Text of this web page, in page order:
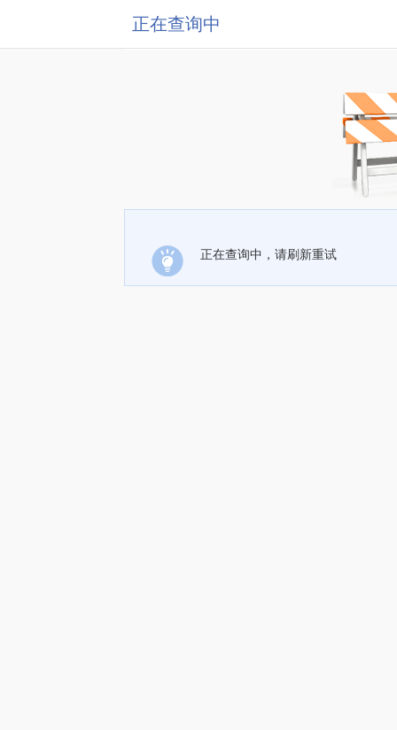
正在查询中
正在查询中，请刷新重试